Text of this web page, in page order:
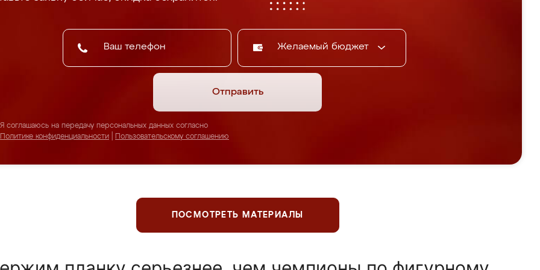
Желаемый бюджет
Отправить
Я соглашаюсь на передачу персональных данных согласно
Политике конфиденциальности
Пользовательскому соглашению
ПОСМОТРЕТЬ МАТЕРИАЛЫ